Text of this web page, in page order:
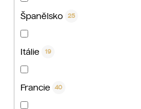
Španělsko 25
Itálie 19
Francie 40